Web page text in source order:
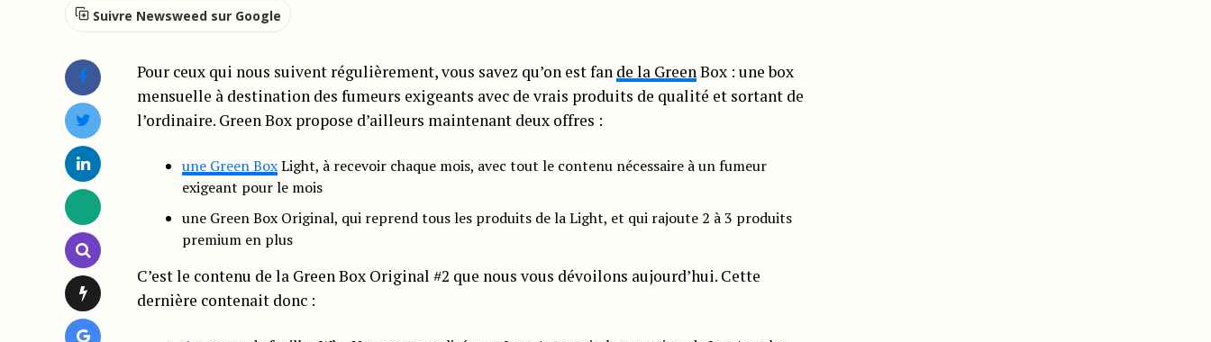
Suivre Newsweed sur Google
Pour ceux qui nous suivent régulièrement, vous savez qu’on est fan de la GreenBox : une box
mensuelle à destination des fumeurs exigeants avec de vrais produits de qualité et sortant de
l’ordinaire. Green Box propose d’ailleurs maintenant deux offres :
une Green BoxLight, à recevoir chaque mois, avec tout le contenu nécessaire à un fumeur
exigeant pour le mois
une Green Box Original, qui reprend tous les produits de la Light, et qui rajoute 2 à 3 produits
premium en plus
C’est le contenu de la Green Box Original #2 que nous vous dévoilons aujourd’hui. Cette
dernière contenait donc :